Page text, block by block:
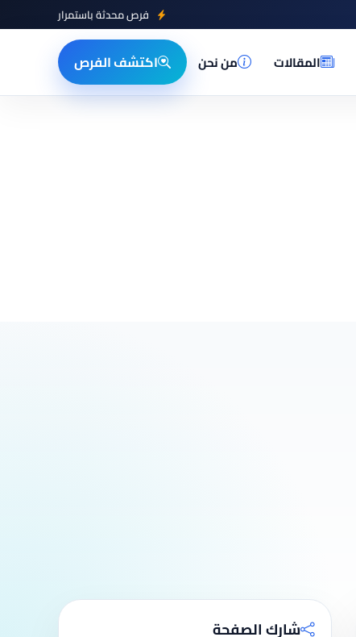
فرص محدثة باستمرار
المقالات من نحن اكتشف الفرص
شارك الصفحة